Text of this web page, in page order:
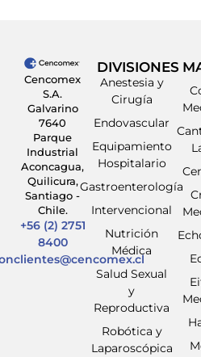
Cencomex
S.A.
Galvarino
7640
Parque
Industrial
Aconcagua,
Quilicura,
Santiago -
Chile.
+56 (2) 2751
8400
DIVISIONES
Anestesia y
Cirugía
Endovascular
Equipamiento
Hospitalario
Gastroenterología
Intervencional
Nutrición
Médica
Salud Sexual
y
Reproductiva
Robótica y
Laparoscópica